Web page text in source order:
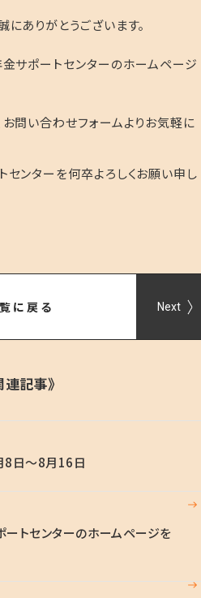
ありがとうございます。
サポートセンターのホームページ
問い合わせフォームよりお気軽に
ンターを何卒よろしくお願い申し
に戻る Next
連記事》
日～8月16日
トセンターのホームページを